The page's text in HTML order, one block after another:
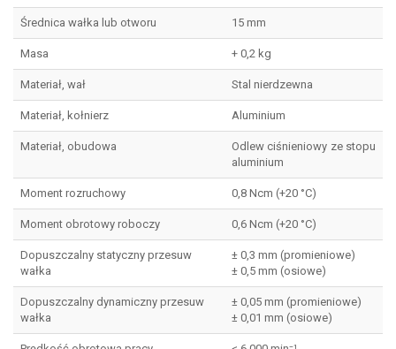
Średnica wałka lub otworu 15 mm
Masa + 0,2 kg
Materiał, wał Stal nierdzewna
Materiał, kołnierz Aluminium
Materiał, obudowa
Odlew ciśnieniowy ze stopu
aluminium
Moment rozruchowy 0,8 Ncm (+20 °C)
Moment obrotowy roboczy 0,6 Ncm (+20 °C)
Dopuszczalny statyczny przesuw
wałka
± 0,3 mm (promieniowe)
± 0,5 mm (osiowe)
Dopuszczalny dynamiczny przesuw
wałka
± 0,05 mm (promieniowe)
± 0,01 mm (osiowe)